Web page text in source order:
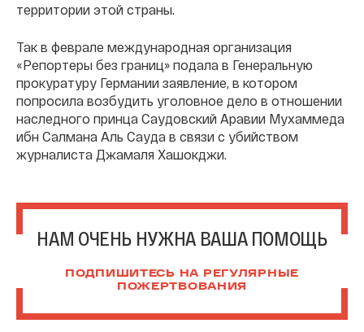
территории этой страны.
Так в феврале международная организация
«Репортеры без границ» подала в Генеральную
прокуратуру Германии заявление, в котором
попросила возбудить уголовное дело в отношении
наследного принца Саудовский Аравии Мухаммеда
ибн Салмана Аль Сауда в связи с убийством
журналиста Джамаля Хашокджи.
НАМ ОЧЕНЬ НУЖНА ВАША ПОМОЩЬ
ПОДПИШИТЕСЬ НА РЕГУЛЯРНЫЕ
ПОЖЕРТВОВАНИЯ